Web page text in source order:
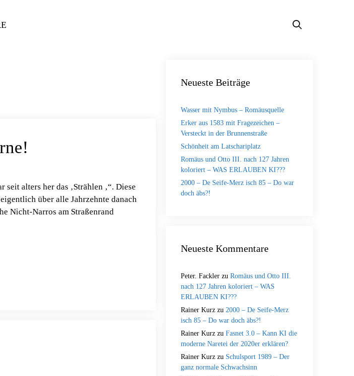
alters her das ‚Strählen ‚“. Diese
über alle Jahrzehnte danach
Nicht-Narros am Straßenrand
Neueste Beiträge
Wasser mit Nymbus – Romäusquelle
Erker aus 1583 mit Fragezeichen –
Versteckt in der Brunnenstraße
Schönheit am Latschariplatz
Romäus und Otto III. nach 127 Jahren
koloriert – WAS ERLAUBEN KI???
2000 – De Seife-Merz isch 85 – Do war
doch äbs?!
Neueste Kommentare
Peter. Fackler zu Romäus und Otto III.
nach 127 Jahren koloriert – WAS
ERLAUBEN KI???
Rainer Kurz zu 2000 – De Seife-Merz
isch 85 – Do war doch äbs?!
Rainer Kurz zu Fasnet 3.0 – Kann KI die
moderne Naretei der 2020er erklären?
Rainer Kurz zu Schulsport 1989 – Der
ganz normale Schwachsinn